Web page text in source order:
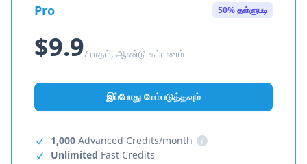
Pro 50% தள்ளுபடி
$9.9/மாதம், ஆண்டு கட்டணம்
இப்போது மேம்படுத்தவும்
1,000 Advanced Credits/month
i
Unlimited Fast Credits